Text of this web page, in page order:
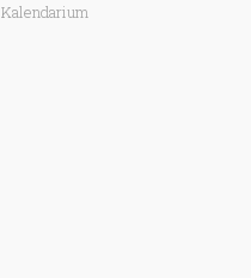
Kalendarium